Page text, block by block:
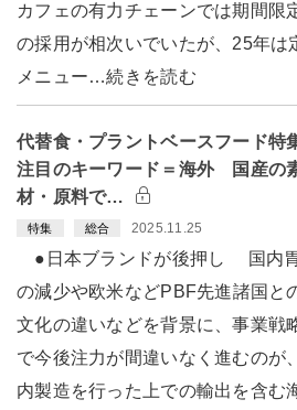
カフェの有力チェーンでは期間限
の採用が相次いでいたが、25年は
メニュー…続きを読む
代替食・プラントベースフード特
注目のキーワード＝海外 国産の
材・原料で…
特集 総合 2025.11.25
●日本ブランドが後押し 国内
の減少や欧米などPBF先進諸国と
文化の違いなどを背景に、事業戦
で今後注力が間違いなく進むのが
内製造を行った上での輸出を含む